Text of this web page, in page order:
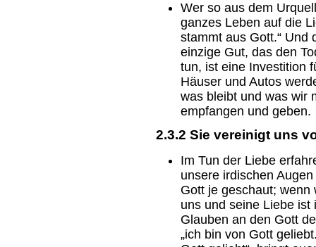
Wer so aus dem
ganzes Leben auf die
stammt aus Gott.“ Und
einzige Gut, das den
tun, ist eine Investition
Häuser und Autos
was bleibt und was wir
empfangen und geben.
2.3.2 Sie vereinigt uns
Im Tun der Liebe
unsere irdischen
Gott je geschaut;
uns und seine Liebe ist
Glauben an den Gott
„ich bin von Gott